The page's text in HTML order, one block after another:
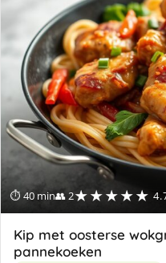
⏱ 40 min👥 2★★★★★
Kip met oosterse
pannekoeken